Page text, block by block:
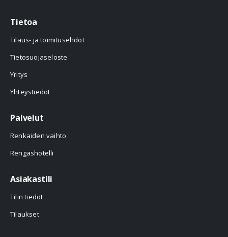
Tietoa
Tilaus- ja toimitusehdot
Tietosuojaseloste
Yritys
Yhteystiedot
Palvelut
Renkaiden vaihto
Rengashotelli
Asiakastili
Tilin tiedot
Tilaukset